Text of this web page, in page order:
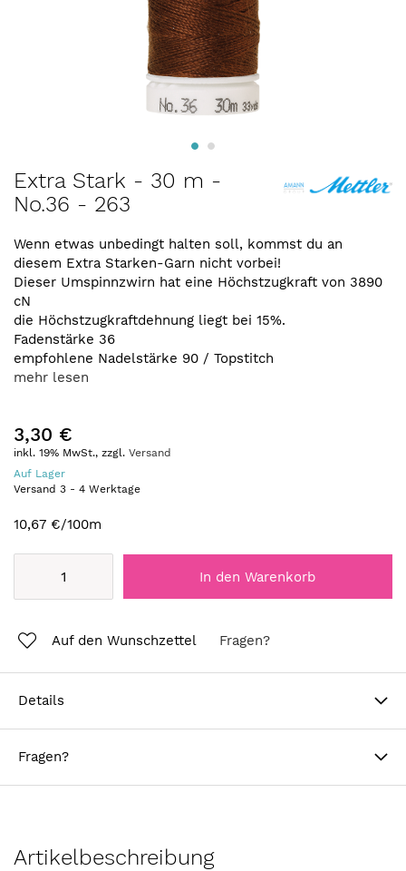
Anfang
der
springen
Extra Stark - 30 m -
No.36 - 263
Wenn etwas unbedingt halten soll, kommst du an
diesem Extra Starken-Garn nicht vorbei!
Dieser Umspinnzwirn hat eine Höchstzugkraft von 3890
cN
die Höchstzugkraftdehnung liegt bei 15%.
Fadenstärke 36
empfohlene Nadelstärke 90 / Topstitch
mehr lesen
3,30 €
inkl. 19% MwSt., zzgl. Versand
Auf Lager
Versand 3 - 4 Werktage
10,67 €/100m
In den Warenkorb
Auf den Wunschzettel Fragen?
Details
Fragen?
Artikelbeschreibung